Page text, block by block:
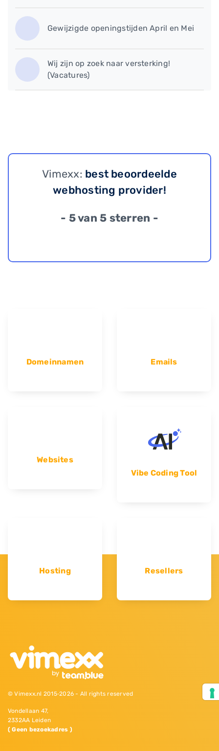
Gewijzigde openingstijden April en Mei
Wij zijn op zoek naar versterking!
(Vacatures)
Vimexx: best beoordeelde
webhosting provider!
- 5 van 5 sterren -
Domeinnamen Emails
Websites
Vibe Coding Tool
Hosting Resellers
© Vimexx.nl 2015‐2026 - All rights reserved
Vondellaan 47,
2332AA Leiden
( Geen bezoekadres )